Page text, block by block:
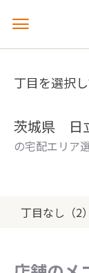
メ
ュ
を
丁目を選択
茨城県 日
の宅配エリア
丁目なし（2）